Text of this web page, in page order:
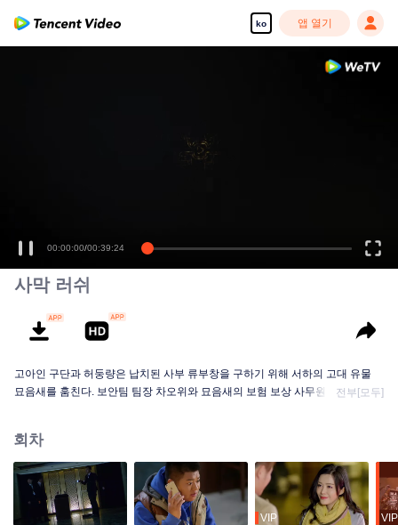
ko 앱 열기
00:00:00/00:39:24
사막 러쉬
고아인 구단과 허둥량은 납치된 사부 류부창을 구하기 위해 서하의 고대 유물
묘음새를 훔친다. 보안팀 팀장 차오위와 묘음새의 보험 보상 사무원 위샤오샤오
전부[모두]
회차
VIP VIP